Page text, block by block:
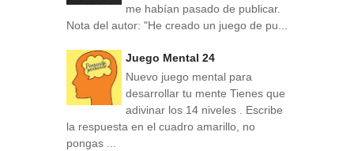
me habían pasado de publicar.
Nota del autor: "He creado un juego de pu...
Juego Mental 24
Nuevo juego mental para
desarrollar tu mente Tienes que
adivinar los 14 niveles . Escribe
la respuesta en el cuadro amarillo, no
pongas ...